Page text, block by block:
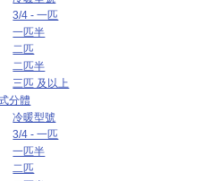
3/4 - 一匹
一匹半
二匹
二匹半
三匹 及以上
分體
冷暖型號
3/4 - 一匹
一匹半
二匹